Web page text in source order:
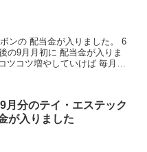
ンの 配当金が入りました。 6
の9月月初に 配当金が入りま
ツコツ増やしていけば 毎月の
月分のテイ・エステック
が入りました